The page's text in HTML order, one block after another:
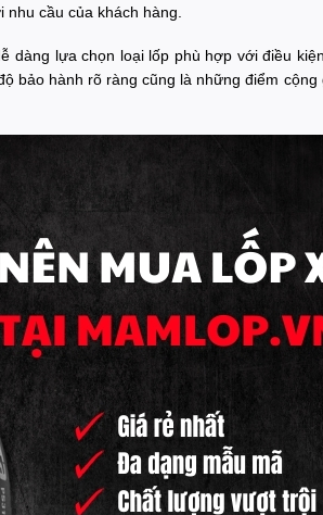
cầu của khách hàng.
dàng lựa chọn loại lốp phù hợp với điều
bảo hành rõ ràng cũng là những điểm